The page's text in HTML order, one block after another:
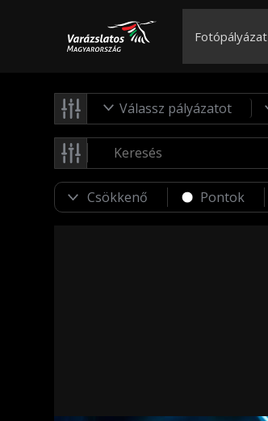
Fotópályázat
Válassz pályázatot
Pontok